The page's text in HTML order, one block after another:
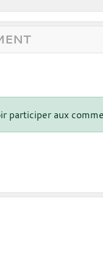
participer aux